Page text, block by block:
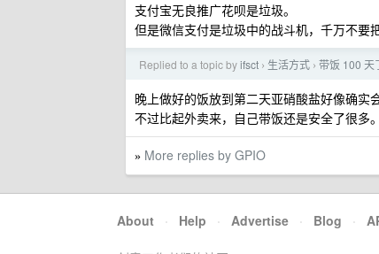
支付宝无良推广花呗是垃圾。
但是微信支付是垃圾中的战斗机，千万不要
Replied to a topic byifsct › 生活方式 › 带饭 100 天
晚上做好的饭放到第二天亚硝酸盐好像确实
不过比起外卖来，自己带饭还是安全了很多。
» More replies by GPIO
About · Help · Advertise · Blog ·